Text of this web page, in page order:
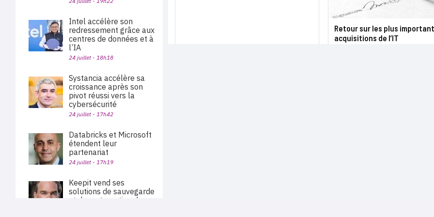
Retour sur les plus
acquisitions de l’IT
Intel accélère son
redressement grâce aux
centres de données et à
l’IA
24 juillet - 18h18
Systancia accélère sa
croissance après son
pivot réussi vers la
cybersécurité
24 juillet - 17h42
Databricks et Microsoft
étendent leur
partenariat
24 juillet - 17h19
Keepit vend ses
solutions de sauvegarde
et de restauration des